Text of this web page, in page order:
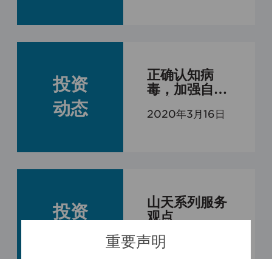
投资
动态
正确认知病
毒，加强自我
2020年3月16日
投资
山天系列服务
观点
2020年3月12日
重要声明